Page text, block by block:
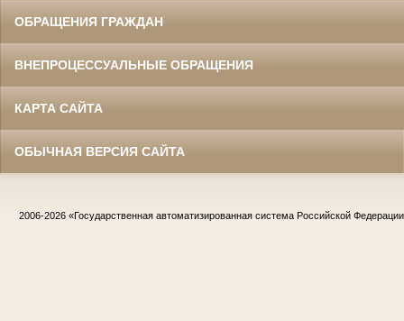
ОБРАЩЕНИЯ ГРАЖДАН
ВНЕПРОЦЕССУАЛЬНЫЕ ОБРАЩЕНИЯ
КАРТА САЙТА
ОБЫЧНАЯ ВЕРСИЯ САЙТА
2006-2026 «Государственная автоматизированная система Российской